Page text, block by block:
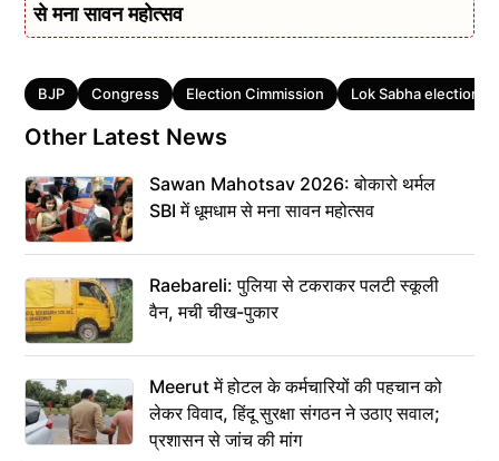
से मना सावन महोत्सव
Tags
BJP Congress Election Cimmission Lok Sabha election
Other Latest News
Sawan Mahotsav 2026: बोकारो थर्मल
SBI में धूमधाम से मना सावन महोत्सव
Raebareli: पुलिया से टकराकर पलटी स्कूली
वैन, मची चीख-पुकार
Meerut में होटल के कर्मचारियों की पहचान को
लेकर विवाद, हिंदू सुरक्षा संगठन ने उठाए सवाल;
प्रशासन से जांच की मांग